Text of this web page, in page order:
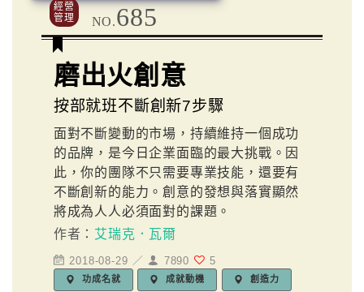
經營
管理
NO.685
磨出火創意
按部就班不斷創新7步驟
面對不斷變動的市場，持續維持一個成功
的品牌，是今日企業面臨的最大挑戰。因
此，你的團隊不只需要專業技能，還要有
不斷創新的能力。創意的發想與落實顯然
將成為人人必須面對的課題。
作者： 艾瑞克．瓦爾
2018-08-29 ／ 7890 5
功成名就 成就動機 創造力